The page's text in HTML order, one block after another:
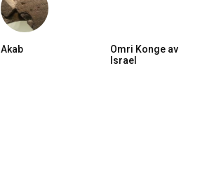
Akab
Omri Konge av
Israel